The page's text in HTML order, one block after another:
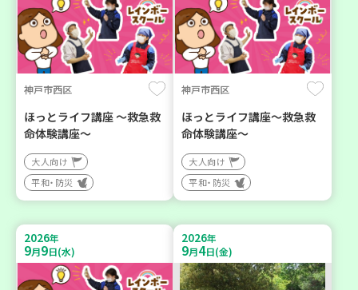
神戸市西区
ほっとライフ講座 ～救急救
命体験講座～
大人向け
平和・防災
神戸市西区
ほっとライフ講座～救急救
命体験講座～
大人向け
平和・防災
2026年
9月9日(水)
2026年
9月4日(金)